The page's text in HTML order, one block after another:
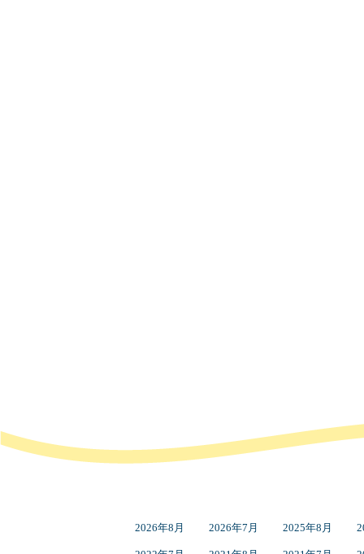
2026年8月 2026年7月 2025年8月